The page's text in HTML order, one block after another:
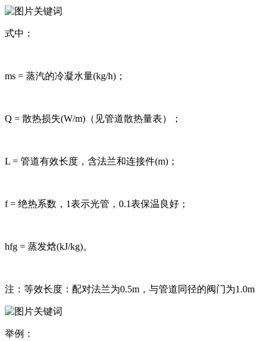
式中：
ms = 蒸汽的冷凝水量(kg/h)；
Q = 散热损失(W/m)（见管道散热量表）；
L = 管道有效长度，含法兰和连接件(m)；
f = 绝热系数，1表示光管，0.1表保温良好；
hfg = 蒸发焓(kJ/kg)。
注：等效长度：配对法兰为0.5m，与管道同径的阀门为1.0m
举例：